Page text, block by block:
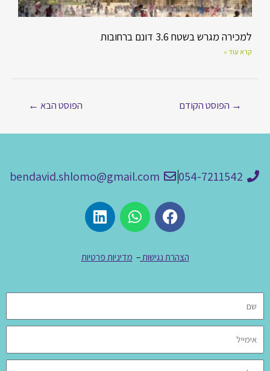
למכירה מגרש בשטח 3.6 דונם ברחובות
קרא עוד »
→ הפוסט הקודם הפוסט הבא ←
054-7211542
bendavid.shlomo@gmail.com
הצהרת נגישות – מדיניות פרטיות